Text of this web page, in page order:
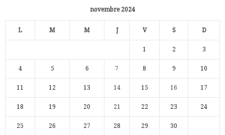
novembre 2024
L M M J V S D
1 2 3
4 5 6 7 8 9 10
11 12 13 14 15 16 17
18 19 20 21 22 23 24
25 26 27 28 29 30